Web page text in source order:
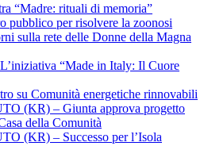
“Madre: rituali di memoria”
pubblico per risolvere la zoonosi
sulla rete delle Donne della Magna
“Made in Italy: Il Cuore
su Comunità energetiche rinnovabili
(KR) – Giunta approva progetto
della Comunità
(KR) – Successo per l’Isola